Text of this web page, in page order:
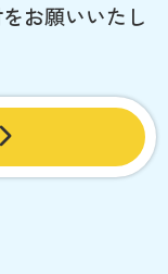
お願いいたし